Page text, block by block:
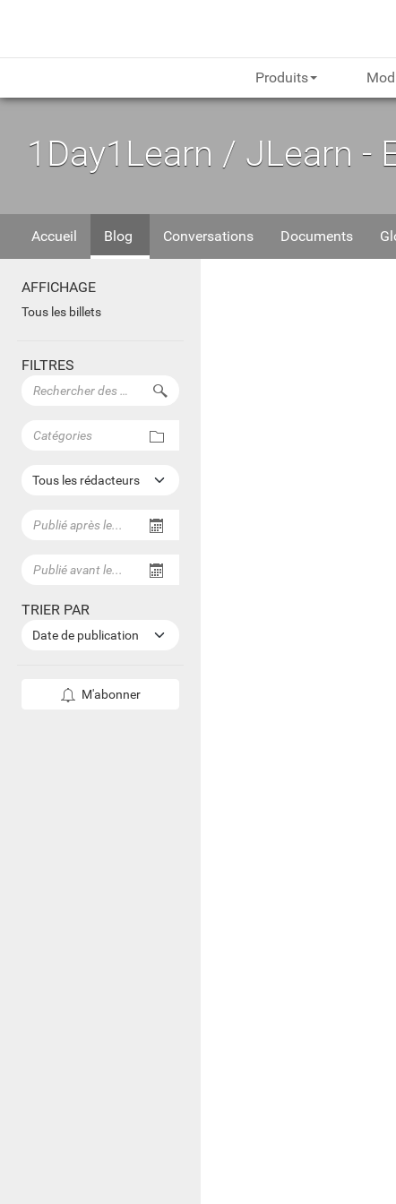
Produits
1Day1Learn / JLearn -
Accueil Blog Conversations Documents
AFFICHAGE
Tous les billets
FILTRES
Afficher le calendrier pour choisir une
TRIER PAR
M'abonner